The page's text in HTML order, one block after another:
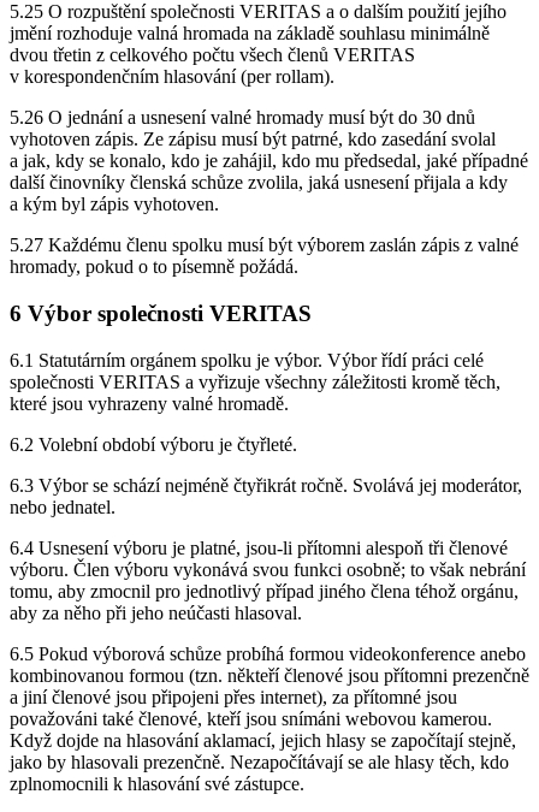
5.25 O rozpuštění společnosti VERITAS a o dalším použití jejího
jmění rozhoduje valná hromada na základě souhlasu minimálně
dvou třetin z celkového počtu všech členů VERITAS
v korespondenčním hlasování (per rollam).
5.26 O jednání a usnesení valné hromady musí být do 30 dnů
vyhotoven zápis. Ze zápisu musí být patrné, kdo zasedání svolal
a jak, kdy se konalo, kdo je zahájil, kdo mu předsedal, jaké případné
další činovníky členská schůze zvolila, jaká usnesení přijala a kdy
a kým byl zápis vyhotoven.
5.27 Každému členu spolku musí být výborem zaslán zápis z valné
hromady, pokud o to písemně požádá.
6 Výbor společnosti VERITAS
6.1 Statutárním orgánem spolku je výbor. Výbor řídí práci celé
společnosti VERITAS a vyřizuje všechny záležitosti kromě těch,
které jsou vyhrazeny valné hromadě.
6.2 Volební období výboru je čtyřleté.
6.3 Výbor se schází nejméně čtyřikrát ročně. Svolává jej moderátor,
nebo jednatel.
6.4 Usnesení výboru je platné, jsou-li přítomni alespoň tři členové
výboru. Člen výboru vykonává svou funkci osobně; to však nebrání
tomu, aby zmocnil pro jednotlivý případ jiného člena téhož orgánu,
aby za něho při jeho neúčasti hlasoval.
6.5 Pokud výborová schůze probíhá formou videokonference anebo
kombinovanou formou (tzn. někteří členové jsou přítomni prezenčně
a jiní členové jsou připojeni přes internet), za přítomné jsou
považováni také členové, kteří jsou snímáni webovou kamerou.
Když dojde na hlasování aklamací, jejich hlasy se započítají stejně,
jako by hlasovali prezenčně. Nezapočítávají se ale hlasy těch, kdo
zplnomocnili k hlasování své zástupce.